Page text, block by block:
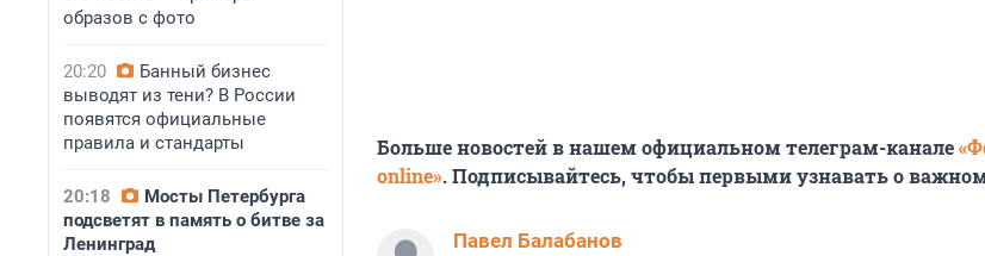
образов с фото
20:20
Банный бизнес
выводят из тени? В России
появятся официальные
правила и стандарты
20:18
Мосты Петербурга
подсветят в память о битве за
Ленинград
Больше новостей в нашем официальном телеграм-канале
online». Подписывайтесь, чтобы первыми узнавать о
Павел Балабанов